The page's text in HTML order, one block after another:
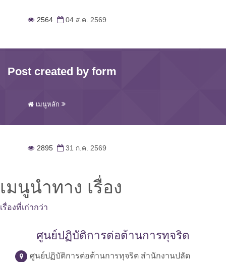
2564 04 ส.ค. 2569
Post created by form
เมนูหลัก
2895 31 ก.ค. 2569
เมนูนำทาง เรื่อง
เรื่องที่เก่ากว่า
ศูนย์ปฏิบัติการต่อต้านการทุจริต
ศูนย์ปฏิบัติการต่อต้านการทุจริต สำนักงานปลัด